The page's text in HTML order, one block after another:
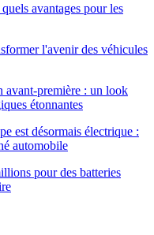
avantages pour les
l'avenir des véhicules
première : un look
étonnantes
est désormais électrique :
automobile
pour des batteries